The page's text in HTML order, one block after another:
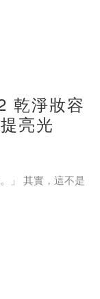
，並非來自厚重
透過輕盈質地，
讓每一吋毛孔都
乾淨妝容
亮光
」 其實，這不是